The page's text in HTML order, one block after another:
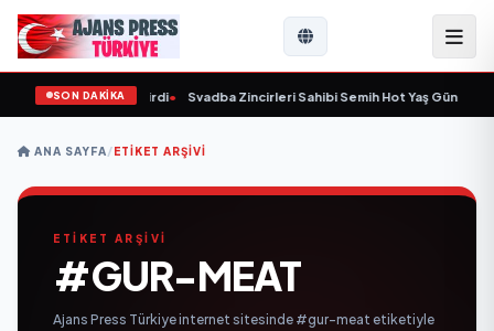
SON DAKİKA
yaşında yaşamını yitirdi• Svadba Zincirleri Sahibi Semih Hot Yaş Gününü
ANA SAYFA/ETIKET ARŞIVI
ETİKET ARŞİVİ
#GUR-MEAT
Ajans Press Türkiye internet sitesinde #gur-meat etiketiyle